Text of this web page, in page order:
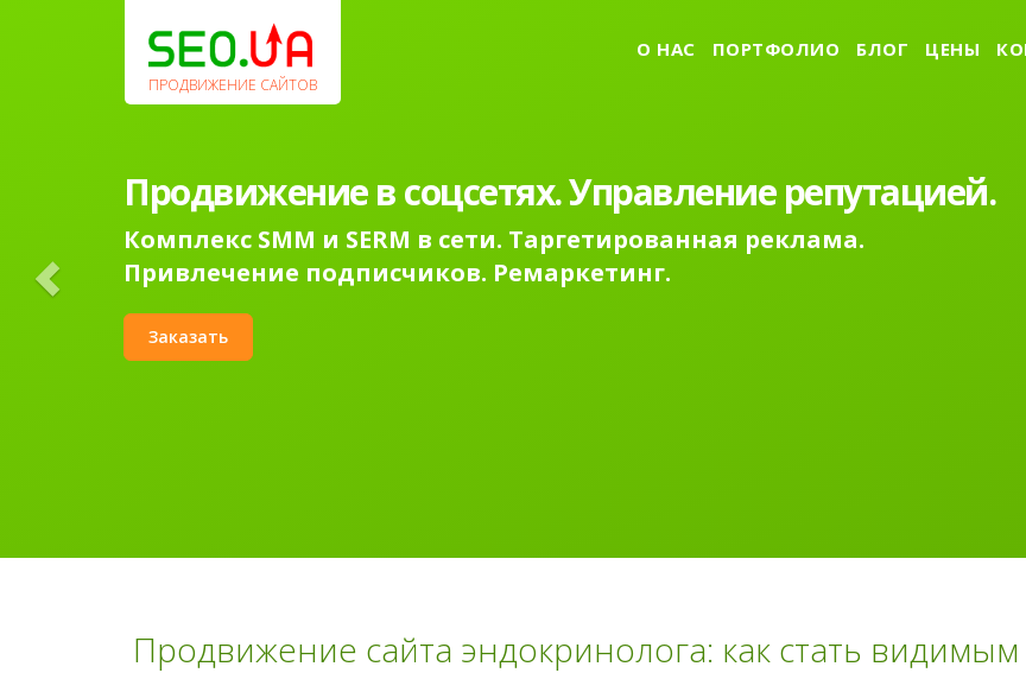
ПРОДВИЖЕНИЕ САЙТОВ
О НАС ПОРТФОЛИО БЛОГ ЦЕНЫ
Продвижение в соцсетях. Управление репутацией.
Комплекс SMM и SERM в сети. Таргетированная реклама.
Привлечение подписчиков. Ремаркетинг.
Заказать
Продвижение сайта эндокринолога: как стать